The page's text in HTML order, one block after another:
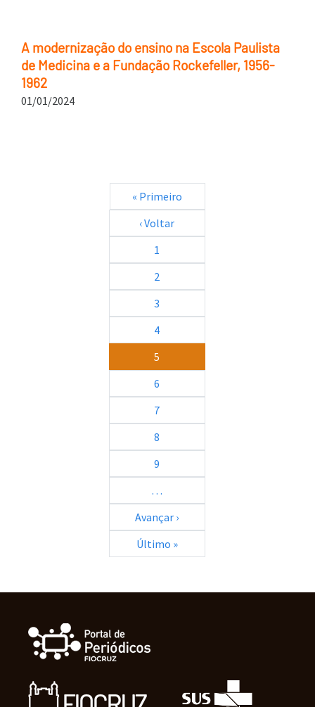
A modernização do ensino na Escola Paulista
de Medicina e a Fundação Rockefeller, 1956-
1962
01/01/2024
« Primeiro
‹ VoltarPágina anterior
1
2
3
4
5
6
7
8
9
…
Avançar ›Próxima página
Último »Última página